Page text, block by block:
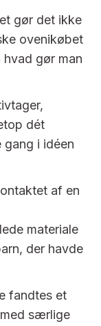
gør det ikke
ovenikøbet
gør man
dét
i idéen
af en
materiale
der havde
fandtes et
særlige